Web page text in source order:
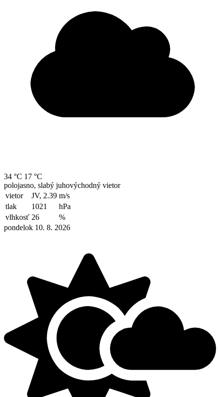
34 °C 17 °C
polojasno, slabý juhovýchodný vietor
vietor
JV, 2.39 m/s
tlak
1021
hPa
vlhkosť 26
%
pondelok 10. 8. 2026